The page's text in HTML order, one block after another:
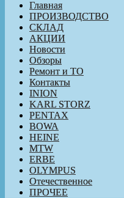
Главная
ПРОИЗВОДСТВО
СКЛАД
АКЦИИ
Новости
Обзоры
Ремонт и ТО
Контакты
INION
KARL STORZ
PENTAX
BOWA
HEINE
MTW
ERBE
OLYMPUS
Отечественное
ПРОЧЕЕ